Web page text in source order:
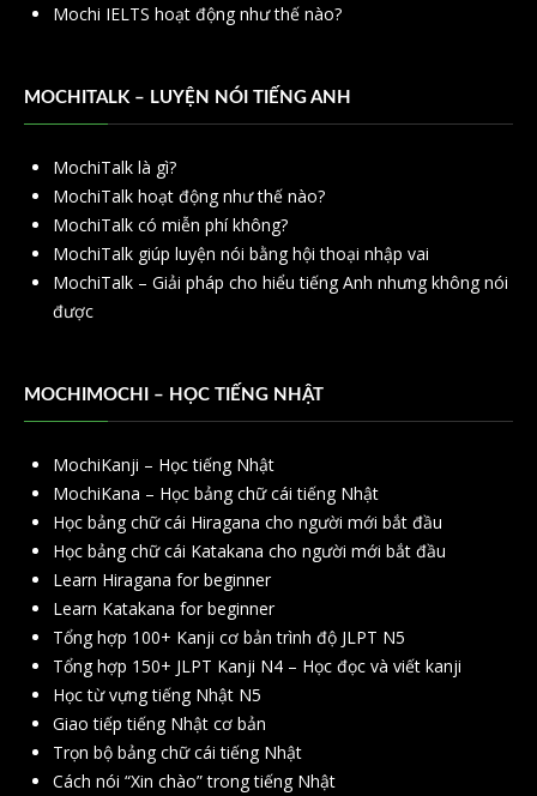
Mochi IELTS hoạt động như thế nào?
MOCHITALK – LUYỆN NÓI TIẾNG ANH
MochiTalk là gì?
MochiTalk hoạt động như thế nào?
MochiTalk có miễn phí không?
MochiTalk giúp luyện nói bằng hội thoại nhập vai
MochiTalk – Giải pháp cho hiểu tiếng Anh nhưng không nói
được
MOCHIMOCHI – HỌC TIẾNG NHẬT
MochiKanji – Học tiếng Nhật
MochiKana – Học bảng chữ cái tiếng Nhật
Học bảng chữ cái Hiragana cho người mới bắt đầu
Học bảng chữ cái Katakana cho người mới bắt đầu
Learn Hiragana for beginner
Learn Katakana for beginner
Tổng hợp 100+ Kanji cơ bản trình độ JLPT N5
Tổng hợp 150+ JLPT Kanji N4 – Học đọc và viết kanji
Học từ vựng tiếng Nhật N5
Giao tiếp tiếng Nhật cơ bản
Trọn bộ bảng chữ cái tiếng Nhật
Cách nói “Xin chào” trong tiếng Nhật